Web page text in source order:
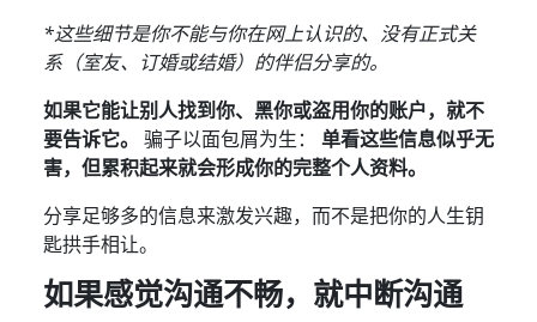
*这些细节是你不能与你在网上认识的、没有正式关
系（室友、订婚或结婚）的伴侣分享的。
如果它能让别人找到你、黑你或盗用你的账户，就不
要告诉它。 骗子以面包屑为生： 单看这些信息似乎无
害，但累积起来就会形成你的完整个人资料。
分享足够多的信息来激发兴趣，而不是把你的人生钥
匙拱手相让。
如果感觉沟通不畅，就中断沟通